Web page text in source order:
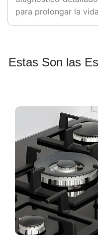
para prolongar la
Estas Son las